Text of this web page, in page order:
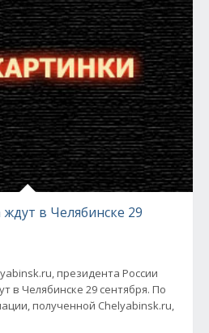
в Челябинске 29
президента России
в Челябинске 29 сентября. По
полученной Chelyabinsk.ru,